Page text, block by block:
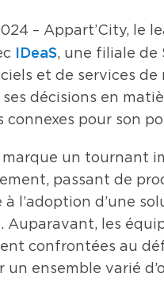
– Appart’City, le
IDeaS, une filiale de
et de services
ses décisions en
connexes pour son
un tournant
passant de
l’adoption d’une
les
confrontées au
ensemble varié